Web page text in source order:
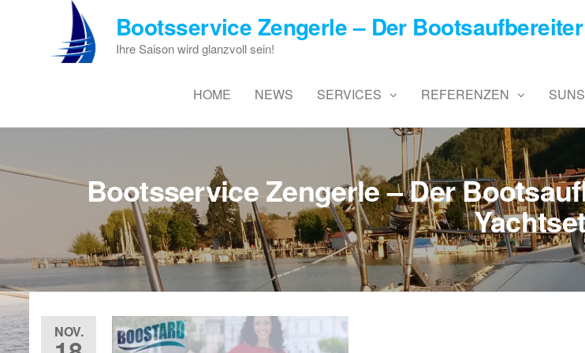
Bootsservice Zengerle – Der Bootsaufbereiter
Ihre Saison wird glanzvoll sein!
HOME NEWS SERVICES REFERENZEN
Bootsservice Zengerle – Der
NOV.